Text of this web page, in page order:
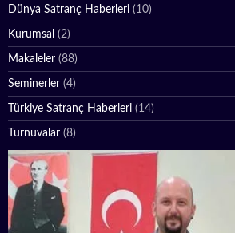
Dünya Satranç Haberleri (10)
Kurumsal (2)
Makaleler (88)
Seminerler (4)
Türkiye Satranç Haberleri (14)
Turnuvalar (8)